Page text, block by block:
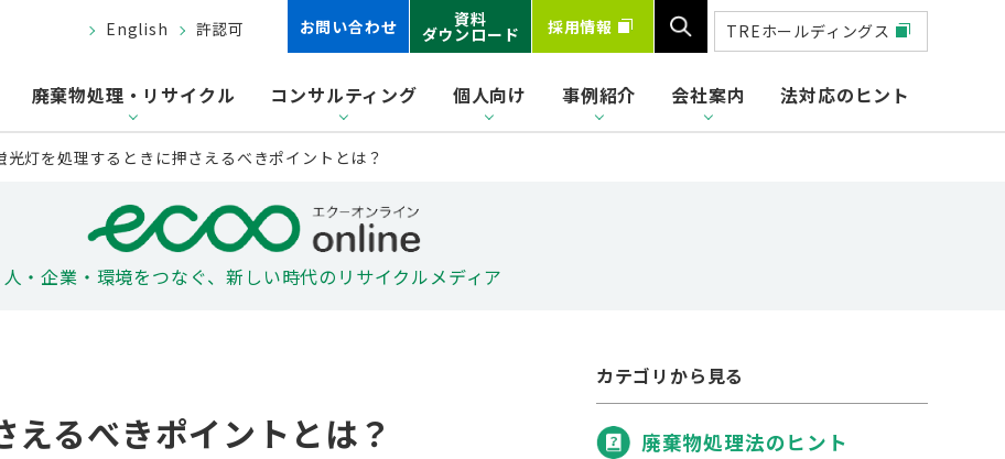
採用情報
資料
ダウンロード
お問い合わせ
廃棄物処理・リサイクル コンサルティング 個人向け 事例紹介 会社案内 法対応のヒント
English 許認可
検索
TREホールディングス
光灯を処理するときに押さえるべきポイントとは？
人・企業・環境をつなぐ、新しい時代のリサイクルメディア
るべきポイントとは？
カテゴリから見る
廃棄物処理法のヒント